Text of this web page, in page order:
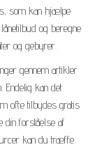
som kan hjælpe
og beregne
og gebyrer.
gennem artikler
Endelig kan det
ofte tilbydes gratis
din forståelse af
kan du træffe